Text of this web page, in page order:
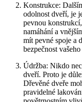
Konstrukce:
odolnost dveří, je
pevnou
namáhání a
mít pevné spoje a
bezpečnost
Údržba: Nikdo
dveří. Proto je
Dřevěné dveře
pravidelné